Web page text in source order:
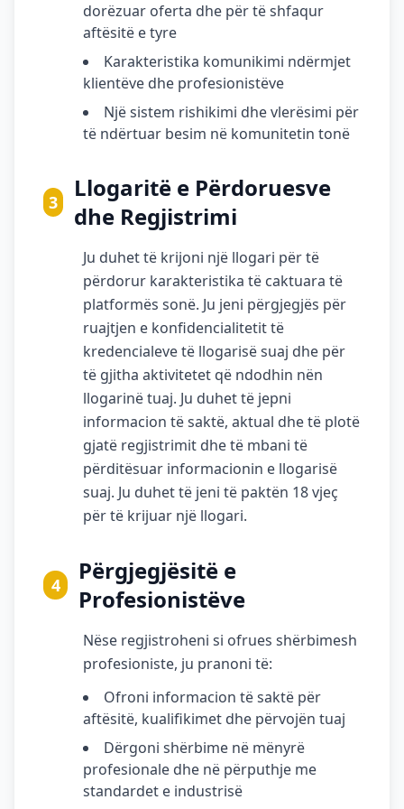
dorëzuar oferta dhe për të shfaqur
aftësitë e tyre
Karakteristika komunikimi ndërmjet
klientëve dhe profesionistëve
Një sistem rishikimi dhe vlerësimi për
të ndërtuar besim në komunitetin tonë
3
Llogaritë e Përdoruesve
dhe Regjistrimi
Ju duhet të krijoni një llogari për të
përdorur karakteristika të caktuara të
platformës sonë. Ju jeni përgjegjës për
ruajtjen e konfidencialitetit të
kredencialeve të llogarisë suaj dhe për
të gjitha aktivitetet që ndodhin nën
llogarinë tuaj. Ju duhet të jepni
informacion të saktë, aktual dhe të plotë
gjatë regjistrimit dhe të mbani të
përditësuar informacionin e llogarisë
suaj. Ju duhet të jeni të paktën 18 vjeç
për të krijuar një llogari.
4
Përgjegjësitë e
Profesionistëve
Nëse regjistroheni si ofrues shërbimesh
profesioniste, ju pranoni të:
Ofroni informacion të saktë për
aftësitë, kualifikimet dhe përvojën tuaj
Dërgoni shërbime në mënyrë
profesionale dhe në përputhje me
standardet e industrisë